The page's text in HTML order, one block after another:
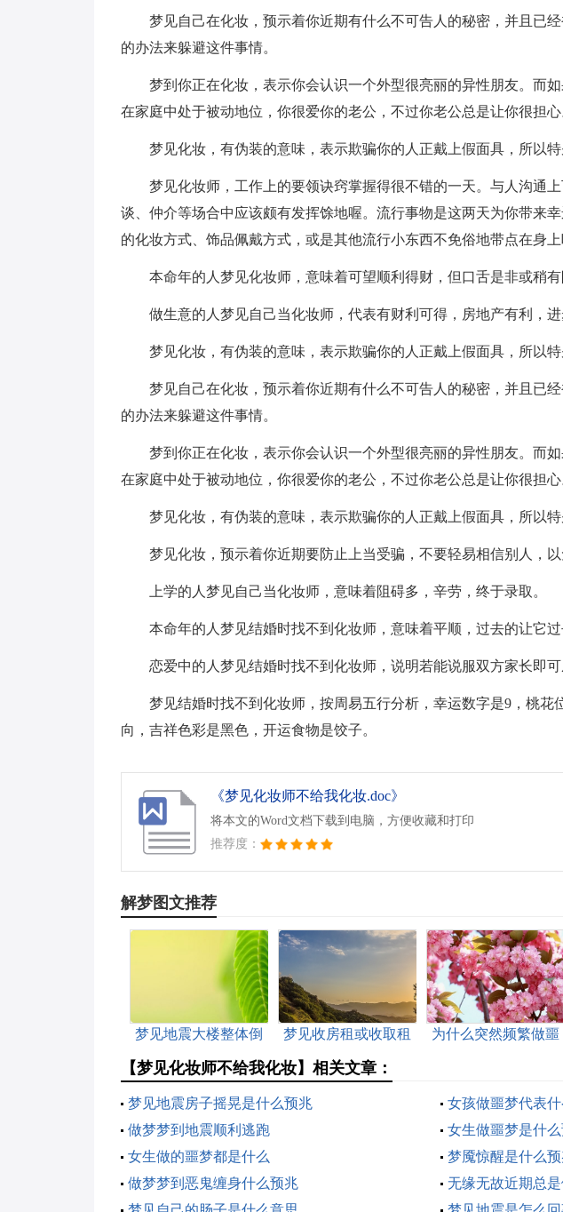
梦见自己在化妆，预示着你近期有什么不可告人的秘密，并且已
的办法来躲避这件事情。
梦到你正在化妆，表示你会认识一个外型很亮丽的异性朋友。而
在家庭中处于被动地位，你很爱你的老公，不过你老公总是让你很担心
梦见化妆，有伪装的意味，表示欺骗你的人正戴上假面具，所以特
梦见化妆师，工作上的要领诀窍掌握得很不错的一天。与人沟通
谈、仲介等场合中应该颇有发挥馀地喔。流行事物是这两天为你带来
的化妆方式、饰品佩戴方式，或是其他流行小东西不免俗地带点在身上
本命年的人梦见化妆师，意味着可望顺利得财，但口舌是非或稍有
做生意的人梦见自己当化妆师，代表有财利可得，房地产有利，进
梦见化妆，有伪装的意味，表示欺骗你的人正戴上假面具，所以特
梦见自己在化妆，预示着你近期有什么不可告人的秘密，并且已
的办法来躲避这件事情。
梦到你正在化妆，表示你会认识一个外型很亮丽的异性朋友。而
在家庭中处于被动地位，你很爱你的老公，不过你老公总是让你很担心
梦见化妆，有伪装的意味，表示欺骗你的人正戴上假面具，所以特
梦见化妆，预示着你近期要防止上当受骗，不要轻易相信别人，以
上学的人梦见自己当化妆师，意味着阻碍多，辛劳，终于录取。
本命年的人梦见结婚时找不到化妆师，意味着平顺，过去的让它过
恋爱中的人梦见结婚时找不到化妆师，说明若能说服双方家长即可
梦见结婚时找不到化妆师，按周易五行分析，幸运数字是9，桃花
向，吉祥色彩是黑色，开运食物是饺子。
《梦见化妆师不给我化妆.doc》
将本文的Word文档下载到电脑，方便收藏和打印
推荐度：
解梦图文推荐
梦见地震大楼整体倒
梦见收房租或收取租
为什么突然频繁做噩
【梦见化妆师不给我化妆】相关文章：
梦见地震房子摇晃是什么预兆
女孩做噩梦代表什
做梦梦到地震顺利逃跑
女生做噩梦是什
女生做的噩梦都是什么
梦魇惊醒是什么
做梦梦到恶鬼缠身什么预兆
无缘无故近期总